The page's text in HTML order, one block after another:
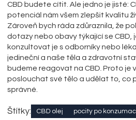
CBD budete cítit. Ale jedno je jisté:
potenciál nám všem zlepšit kvalitu
Zároveň bych ráda zdůraznila, že
dotazy nebo obavy týkající se CBD,
konzultovat je s odborníky nebo
jedineční a naše těla a zdravotní
budeme reagovat na CBD. Proto je
poslouchat své tělo a udělat to, co
správné.
Štítky: CBD olej pocity po